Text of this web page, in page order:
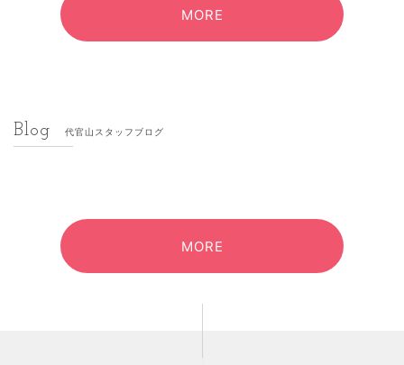
MORE
Blog 代官山スタッフブログ
MORE